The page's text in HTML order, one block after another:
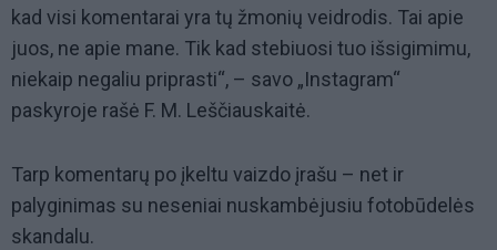
kad visi komentarai yra tų žmonių veidrodis. Tai apie
juos, ne apie mane. Tik kad stebiuosi tuo išsigimimu,
niekaip negaliu priprasti“, – savo „Instagram“
paskyroje rašė F. M. Leščiauskaitė.
Tarp komentarų po įkeltu vaizdo įrašu – net ir
palyginimas su neseniai nuskambėjusiu fotobūdelės
skandalu.